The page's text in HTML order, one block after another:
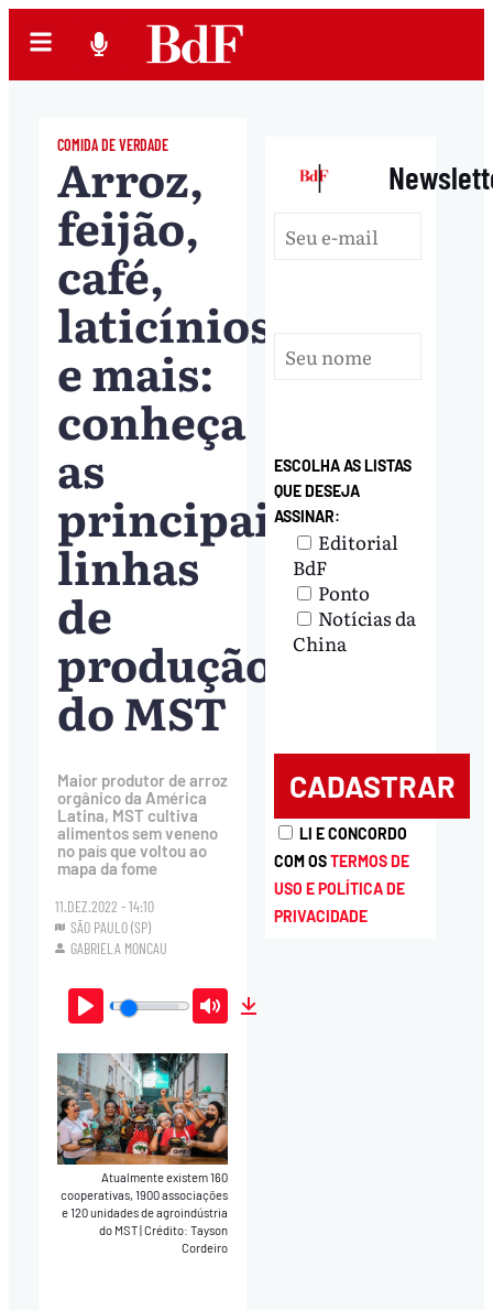
COMIDA DE VERDADE
Arroz,
feijão,
café,
laticínios
e mais:
conheça
as
principais
linhas
de
produção
do MST
Maior produtor de arroz
orgânico da América
Latina, MST cultiva
alimentos sem veneno
no país que voltou ao
mapa da fome
11.DEZ.2022 - 14:10
SÃO PAULO (SP)
GABRIELA MONCAU
Play Mute
Atualmente existem 160
cooperativas, 1900 associações
e 120 unidades de agroindústria
do MST|Crédito: Tayson
Cordeiro
|
ESCOLHA AS LISTAS
QUE DESEJA
ASSINAR:
Editorial
BdF
Ponto
Notícias da
China
LI E CONCORDO
COM OSTERMOS DE
USO E POLÍTICA DE
PRIVACIDADE